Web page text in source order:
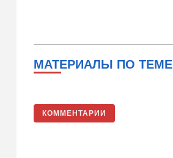
МАТЕРИАЛЫ ПО ТЕМЕ
КОММЕНТАРИИ